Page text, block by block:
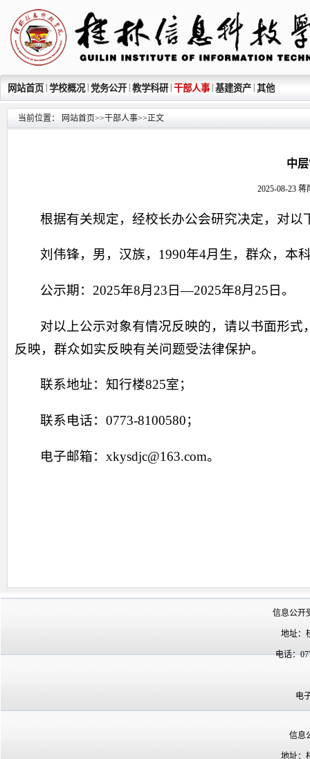
网站首页 学校概况 党务公开 教学科研 干部人事 基建资产 其他
当前位置： 网站首页>>干部人事>>正文
中
2025-08-23
根据有关规定，经校长办公会研究决定，对以
刘伟锋，男，汉族，1990年4月生，群众，本
公示期：2025年8月23日—2025年8月25日。
对以上公示对象有情况反映的，请以书面形
反映，群众如实反映有关问题受法律保护。
联系地址：知行楼825室；
联系电话：0773-8100580；
电子邮箱：xkysdjc@163.com。
信息公开
地址：
电话：
电
信息
地址：